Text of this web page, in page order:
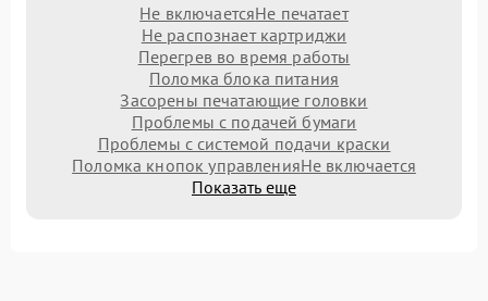
Не включаетсяНе печатает
Не распознает картриджи
Перегрев во время работы
Поломка блока питания
Засорены печатающие головки
Проблемы с подачей бумаги
Проблемы с системой подачи краски
Поломка кнопок управленияНе включается
Показать еще